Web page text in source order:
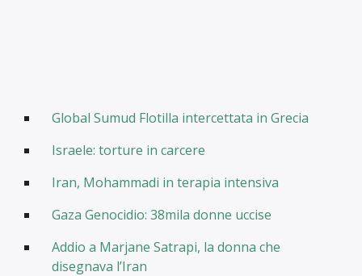
Global Sumud Flotilla intercettata in Grecia
Israele: torture in carcere
Iran, Mohammadi in terapia intensiva
Gaza Genocidio: 38mila donne uccise
Addio a Marjane Satrapi, la donna che
disegnava l’Iran